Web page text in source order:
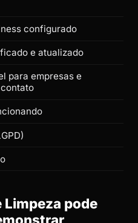
configurado
e atualizado
para empresas e
Limpeza pode